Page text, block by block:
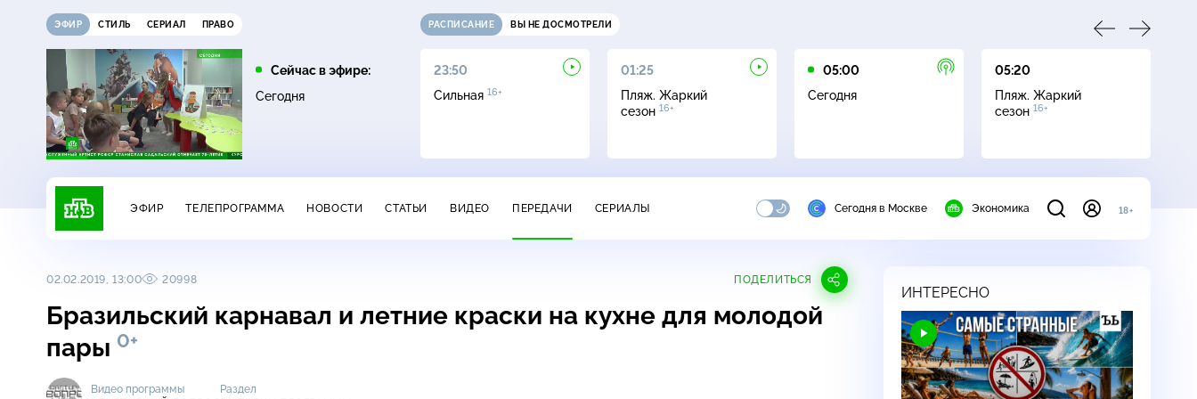
ЭФИР СТИЛЬ СЕРИАЛ ПРАВО
Сейчас в эфире:
Сегодня
РАСПИСАНИЕ ВЫ НЕ ДОСМОТРЕЛИ
17:00
Невский. Чужой среди
чужих16+
23:00
Дачный ответ
23:50
Сильная 16+
01:25
Пляж. Жаркий
сезон 16+
05:00
Сегодня
05:20
Пляж. Жаркий
сезон 16+
ЭФИР ТЕЛЕПРОГРАММА НОВОСТИ СТАТЬИ ВИДЕО ПЕРЕДАЧИ СЕРИАЛЫ Сегодня в Москве Экономика 18+
02.02.2019, 13:00 20998 ПОДЕЛИТЬСЯ
Бразильский карнавал и летние краски на кухне для молодой
пары 0+
Видео программы
Раздел
ИНТЕРЕСНО